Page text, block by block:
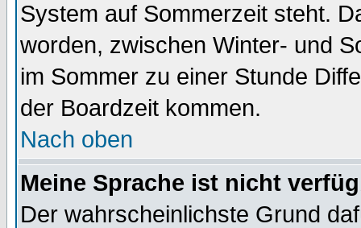
System auf Sommerzeit steht.
worden, zwischen Winter- und
im Sommer zu einer Stunde
der Boardzeit kommen.
Nach oben
Meine Sprache ist nicht
Der wahrscheinlichste Grund